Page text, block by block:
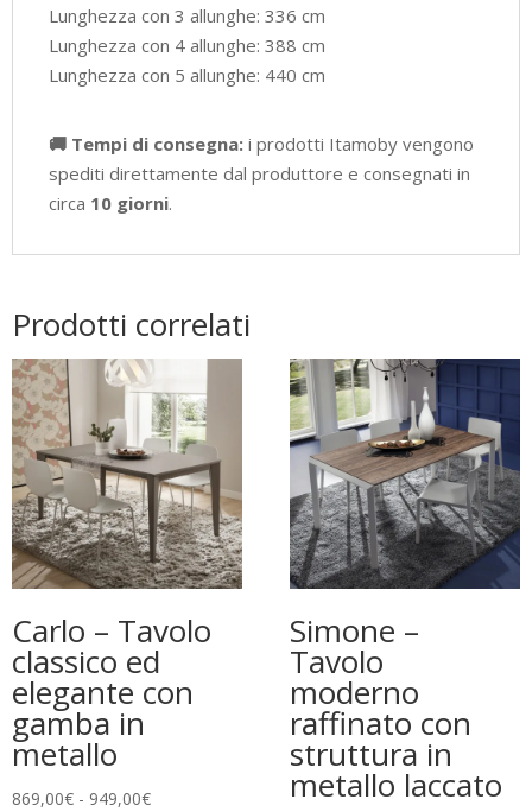
Lunghezza con 3 allunghe: 336 cm
Lunghezza con 4 allunghe: 388 cm
Lunghezza con 5 allunghe: 440 cm
🚚 Tempi di consegna: i prodotti Itamoby vengono
spediti direttamente dal produttore e consegnati in
circa 10 giorni.
Prodotti correlati
Carlo – Tavolo
classico ed
elegante con
gamba in
metallo
869,00€ - 949,00€Fascia
Simone –
Tavolo
moderno
raffinato con
struttura in
metallo laccato